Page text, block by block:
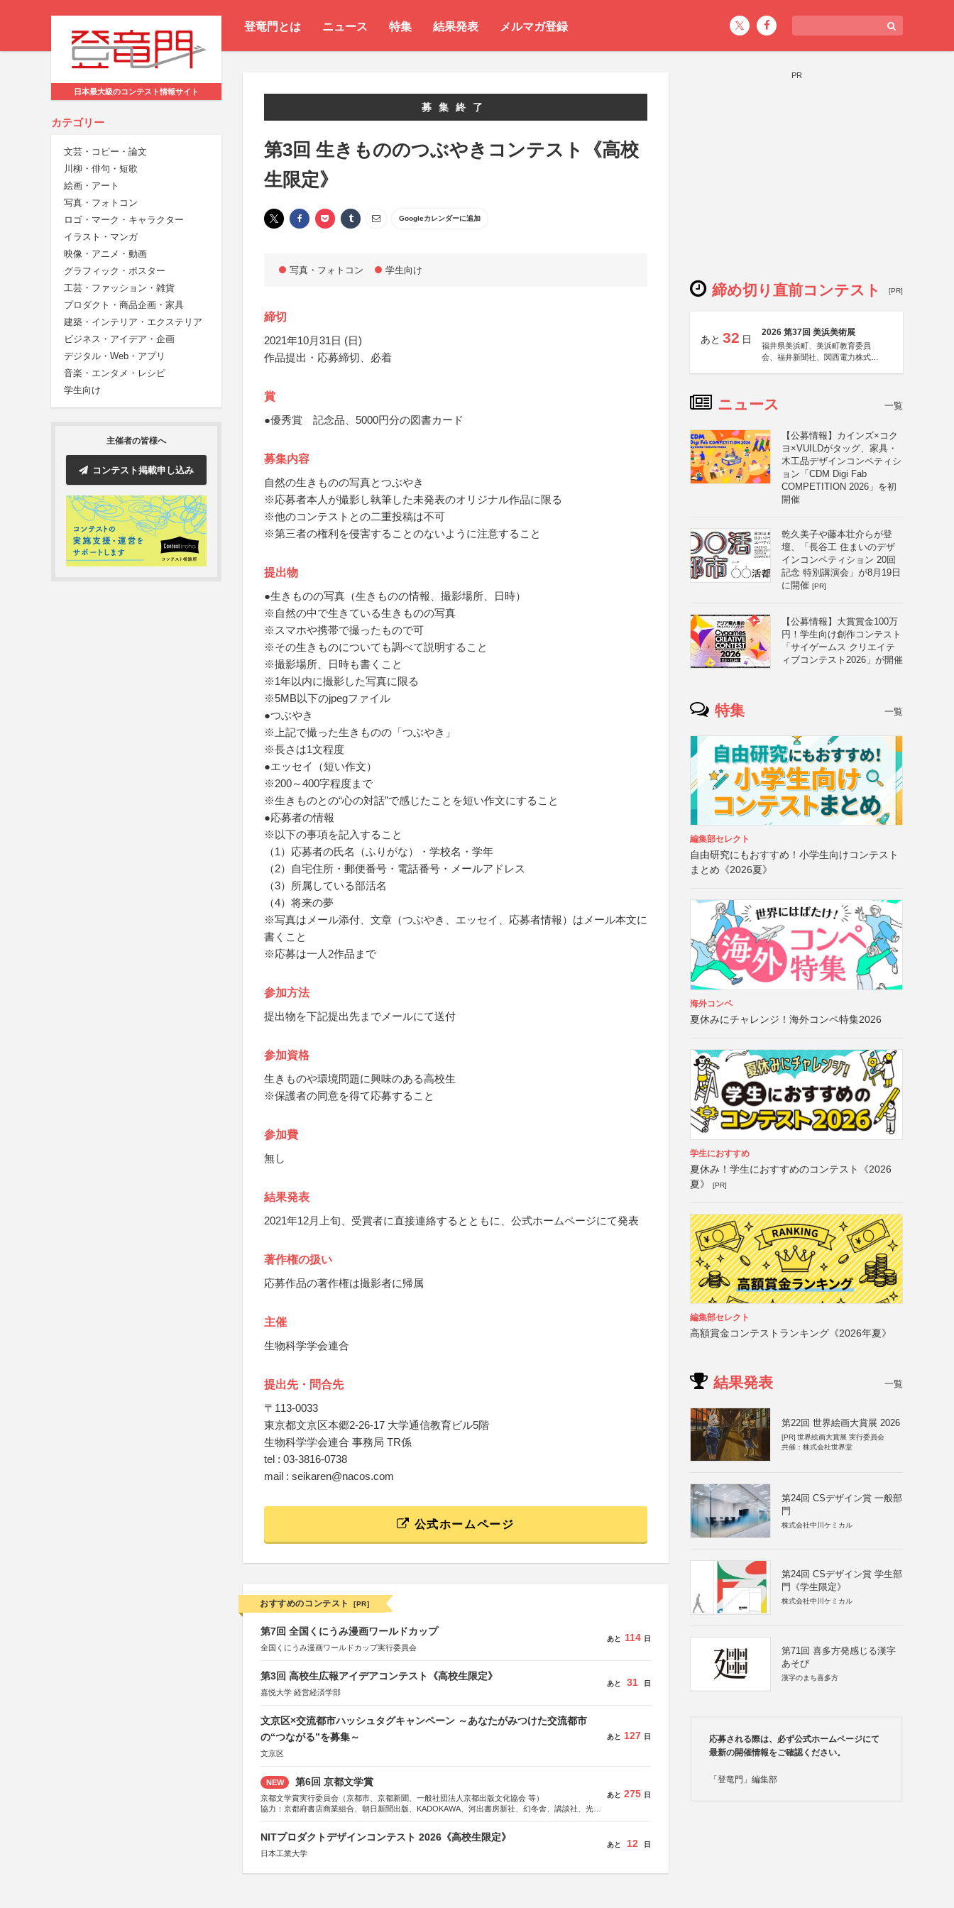
登竜門とは ニュース 特集 結果発表 メルマガ登録
日本最大級のコンテスト情報サイト
カテゴリー
文芸・コピー・論文
川柳・俳句・短歌
絵画・アート
写真・フォトコン
ロゴ・マーク・キャラクター
イラスト・マンガ
映像・アニメ・動画
グラフィック・ポスター
工芸・ファッション・雑貨
プロダクト・商品企画・家具
建築・インテリア・エクステリア
ビジネス・アイデア・企画
デジタル・Web・アプリ
音楽・エンタメ・レシピ
学生向け
主催者の皆様へ
コンテスト掲載申し込み
募集終了
第3回 生きもののつぶやきコンテスト《高校
生限定》
Googleカレンダーに追加
写真・フォトコン 学生向け
締切
2021年10月31日 (日)
作品提出・応募締切、必着
賞
●優秀賞 記念品、5000円分の図書カード
募集内容
自然の生きものの写真とつぶやき
※応募者本人が撮影し執筆した未発表のオリジナル作品に限る
※他のコンテストとの二重投稿は不可
※第三者の権利を侵害することのないように注意すること
提出物
●生きものの写真（生きものの情報、撮影場所、日時）
※自然の中で生きている生きものの写真
※スマホや携帯で撮ったもので可
※その生きものについても調べて説明すること
※撮影場所、日時も書くこと
※1年以内に撮影した写真に限る
※5MB以下のjpegファイル
●つぶやき
※上記で撮った生きものの「つぶやき」
※長さは1文程度
●エッセイ（短い作文）
※200～400字程度まで
※生きものとの“心の対話”で感じたことを短い作文にすること
●応募者の情報
※以下の事項を記入すること
（1）応募者の氏名（ふりがな）・学校名・学年
（2）自宅住所・郵便番号・電話番号・メールアドレス
（3）所属している部活名
（4）将来の夢
※写真はメール添付、文章（つぶやき、エッセイ、応募者情報）はメール本文に
書くこと
※応募は一人2作品まで
参加方法
提出物を下記提出先までメールにて送付
参加資格
生きものや環境問題に興味のある高校生
※保護者の同意を得て応募すること
参加費
無し
結果発表
2021年12月上旬、受賞者に直接連絡するとともに、公式ホームページにて発表
著作権の扱い
応募作品の著作権は撮影者に帰属
主催
生物科学学会連合
提出先・問合先
〒113-0033
東京都文京区本郷2-26-17 大学通信教育ビル5階
生物科学学会連合 事務局 TR係
tel : 03-3816-0738
mail : seikaren@nacos.com
公式ホームページ
おすすめのコンテスト [PR]
第7回 全国くにうみ漫画ワールドカップ
全国くにうみ漫画ワールドカップ実行委員会
あと 114 日
第3回 高校生広報アイデアコンテスト《高校生限定》
嘉悦大学 経営経済学部
あと 31 日
文京区×交流都市ハッシュタグキャンペーン ～あなたがみつけた交流都市
の“つながる”を募集～
文京区
あと 127 日
NEW 第6回 京都文学賞
京都文学賞実行委員会（京都市、京都新聞、一般社団法人京都出版文化協会 等）
協力：京都府書店商業組合、朝日新聞出版、KADOKAWA、河出書房新社、幻冬舎、講談社、光文
研究所、双葉社、文藝春秋、ポプラ社、毎日新聞出版
あと 275 日
NITプロダクトデザインコンテスト 2026《高校生限定》
日本工業大学
あと 12 日
PR
締め切り直前コンテスト [PR]
あと 32 日
2026 第37回 美浜美術展
福井県美浜町、美浜町教育委員
会、福井新聞社、関西電力株式会
ニュース 一覧
【公募情報】カインズ×コク
ヨ×VUILDがタッグ、家具・
木工品デザインコンペティシ
ョン「CDM Digi Fab
COMPETITION 2026」を初
開催
乾久美子や藤本壮介らが登
壇、「長谷工 住まいのデザ
インコンペティション 20回
記念 特別講演会」が8月19日
に開催 [PR]
【公募情報】大賞賞金100万
円！学生向け創作コンテスト
「サイゲームス クリエイテ
ィブコンテスト2026」が開催
特集 一覧
編集部セレクト
自由研究にもおすすめ！小学生向けコンテスト
まとめ《2026夏》
海外コンペ
夏休みにチャレンジ！海外コンペ特集2026
学生におすすめ
夏休み！学生におすすめのコンテスト《2026
夏》
[PR]
編集部セレクト
高額賞金コンテストランキング《2026年夏》
結果発表 一覧
第22回 世界絵画大賞展 2026
[PR] 世界絵画大賞展 実行委員会
共催：株式会社世界堂
第24回 CSデザイン賞 一般部
門
株式会社中川ケミカル
第24回 CSデザイン賞 学生部
門《学生限定》
株式会社中川ケミカル
第71回 喜多方発感じる漢字
あそび
漢字のまち喜多方
応募される際は、必ず公式ホームページにて
最新の開催情報をご確認ください。
「登竜門」編集部